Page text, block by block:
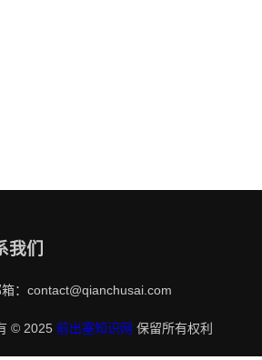
我们
：contact@qianchusai.com
© 2025 前出塞知识网 保留所有权利